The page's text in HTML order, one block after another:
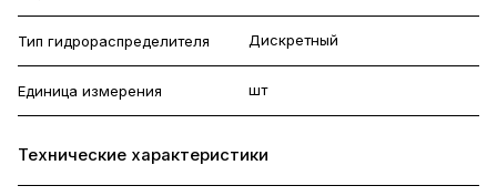
Тип гидрораспределителя Дискретный
Единица измерения шт
Технические характеристики